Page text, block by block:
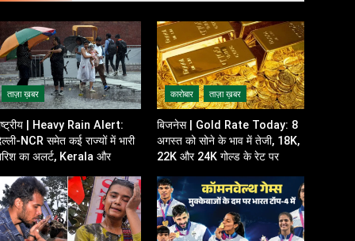
ताज़ा ख़बर
| Heavy Rain Alert:
NCR समेत कई राज्यों में भारी
का अलर्ट, Kerala और
कारोबार ताज़ा ख़बर
बिजनेस | Gold Rate Today: 8
अगस्त को सोने के भाव में तेजी, 18K,
22K और 24K गोल्ड के रेट पर